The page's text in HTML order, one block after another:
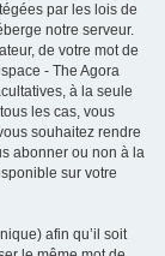
par les lois de
notre serveur.
de votre mot de
- The Agora
à la seule
les cas, vous
souhaitez rendre
abonner ou non à la
sur votre
afin qu’il soit